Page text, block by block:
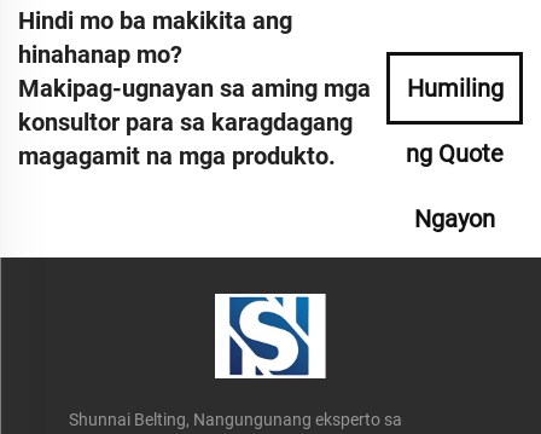
Hindi mo ba makikita ang
hinahanap mo?
Makipag-ugnayan sa aming mga
konsultor para sa karagdagang
magagamit na mga produkto.
Humiling
ng Quote
Ngayon
Shunnai Belting, Nangungunang eksperto sa